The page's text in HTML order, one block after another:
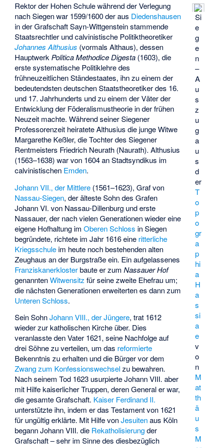
Si
e
g
e
n
–
A
u
s
z
u
g
a
u
s
d
er
T
o
p
o
gr
a
p
hi
a
H
a
s
si
a
e
v
o
n
M
at
th
ä
u
s
M
Rektor der Hohen Schule während der Verlegung
nach Siegen war 1599/1600 der aus Diedenshausen
in der Grafschaft Sayn-Wittgenstein stammende
Staatsrechtler und calvinistische Politiktheoretiker
Johannes Althusius (vormals Althaus), dessen
Hauptwerk Politica Methodice Digesta (1603), die
erste systematische Politiklehre des
frühneuzeitlichen Ständestaates, ihn zu einem der
bedeutendsten deutschen Staatstheoretiker des 16.
und 17. Jahrhunderts und zu einem der Väter der
Entwicklung der Föderalismustheorie in der frühen
Neuzeit machte. Während seiner Siegener
Professorenzeit heiratete Althusius die junge Witwe
Margarethe Keßler, die Tochter des Siegener
Rentmeisters Friedrich Neurath (Naurath). Althusius
(1563–1638) war von 1604 an Stadtsyndikus im
calvinistischen Emden.
Johann VII., der Mittlere (1561–1623), Graf von
Nassau-Siegen, der älteste Sohn des Grafen
Johann VI. von Nassau-Dillenburg und erste
Nassauer, der nach vielen Generationen wieder eine
eigene Hofhaltung imOberen Schloss in Siegen
begründete, richtete im Jahr 1616 eine ritterliche
Kriegsschule im heute noch bestehenden alten
Zeughaus an der Burgstraße ein. Ein aufgelassenes
Franziskanerklosterbaute er zumNassauer Hof
genanntenWitwensitz für seine zweite Ehefrau um;
die nächsten Generationen erweiterten es dann zum
Unteren Schloss.
Sein SohnJohann VIII., der Jüngere, trat 1612
wieder zur katholischen Kirche über. Dies
veranlasste den Vater 1621, seine Nachfolge auf
drei Söhne zu verteilen, um das reformierte
Bekenntnis zu erhalten und die Bürger vor dem
Zwang zum Konfessionswechselzu bewahren.
Nach seinem Tod 1623 usurpierte Johann VIII. aber
mit Hilfe kaiserlicher Truppen, deren General er war,
die gesamte Grafschaft. Kaiser Ferdinand II.
unterstützte ihn, indem er das Testament von 1621
für ungültig erklärte. Mit Hilfe vonJesuitenaus Köln
begann Johann VIII. die Rekatholisierungder
Grafschaft – sehr im Sinne des diesbezüglich